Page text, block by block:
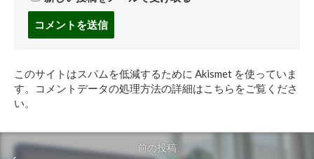
す
る
このサイトはスパムを低減するために Akismet を使っていま
す。
コメントデータの処理方法の詳細はこちらをご覧くださ
い。
前の投稿